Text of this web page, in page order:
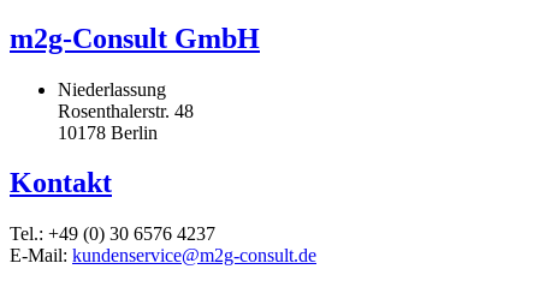
m2g-Consult GmbH
Niederlassung
Rosenthalerstr. 48
10178 Berlin
Kontakt
Tel.: +49 (0) 30 6576 4237
E-Mail: kundenservice@m2g-consult.de